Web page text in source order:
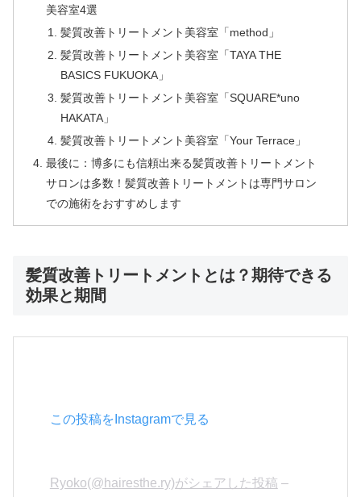
美容室4選
髪質改善トリートメント美容室「method」
髪質改善トリートメント美容室「TAYA THE
BASICS FUKUOKA」
髪質改善トリートメント美容室「SQUARE*uno
HAKATA」
髪質改善トリートメント美容室「Your Terrace」
最後に：博多にも信頼出来る髪質改善トリートメント
サロンは多数！髪質改善トリートメントは専門サロン
での施術をおすすめします
髪質改善トリートメントとは？期待できる
効果と期間
この投稿をInstagramで見る
Ryoko(@hairesthe.ry)がシェアした投稿 –